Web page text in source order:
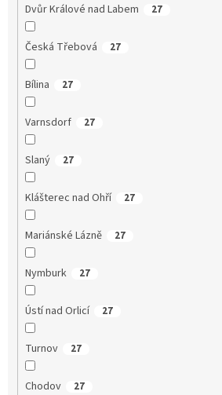
Dvůr Králové nad Labem 27
Česká Třebová 27
Bílina 27
Varnsdorf 27
Slaný 27
Klášterec nad Ohří 27
Mariánské Lázně 27
Nymburk 27
Ústí nad Orlicí 27
Turnov 27
Chodov 27